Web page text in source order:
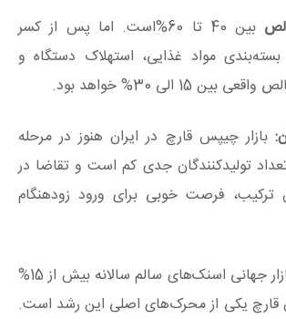
بین 40 تا 60%است. اما پس از کسر
بسته‌بندی مواد غذایی، استهلاک دستگاه و
15 الی 30% خواهد بود.
بازار چیپس قارچ در ایران هنوز در مرحله
تولیدکنندگان جدی کم است و تقاضا در
ترکیب، فرصت خوبی برای ورود زودهنگام
بازار جهانی اسنک‌های سالم سالانه بیش از 15%
قارچ یکی از محرک‌های اصلی این رشد است.